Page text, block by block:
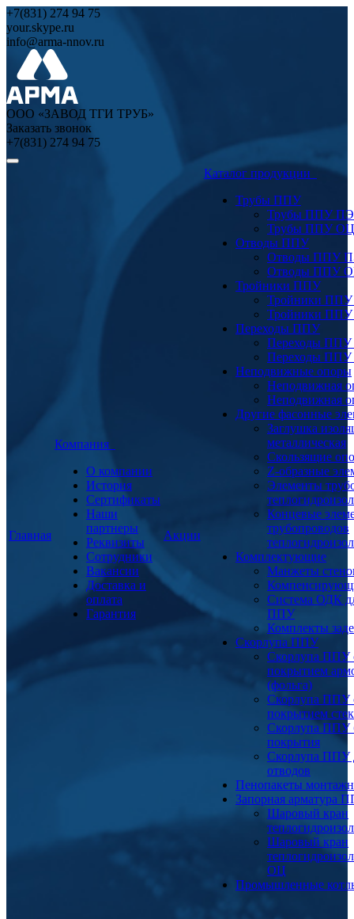
+7(831) 274 94 75
your.skype.ru
info@arma-nnov.ru
ООО «ЗАВОД ТГИ ТРУБ»
Заказать звонок
+7(831) 274 94 75
Главная
Компания
О компании
История
Сертификаты
Наши
партнеры
Реквизиты
Сотрудники
Вакансии
Доставка и
оплата
Гарантия
Акции
Каталог продукции
Трубы ППУ
Трубы ППУ ПЭ
Трубы ППУ ОЦ
Отводы ППУ
Отводы ППУ
Отводы ППУ
Тройники ППУ
Тройники
Тройники
Переходы ППУ
Переходы
Переходы
Неподвижные опоры
Неподвижная
Неподвижная
Другие фасонные
Заглушка
металлическая
Скользящие
Z-образные
Элементы
Концевые
трубопроводов
Комплектующие
Манжеты
Система ОДК
ППУ
Комплекты
Скорлупа ППУ
Скорлупа ППУ
покрытием
(фольга)
Скорлупа ППУ
покрытием
Скорлупа ППУ
покрытия
Скорлупа ППУ
отводов
Пенопакеты
Запорная арматура
Шаровый кран
Шаровый кран
ОЦ
Промышленные